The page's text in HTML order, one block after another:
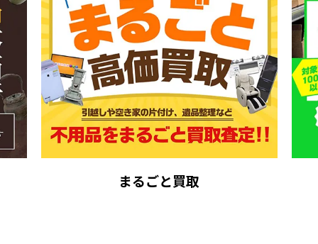
まるごと買取